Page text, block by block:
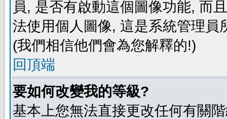
員, 是否有啟動這個圖像功能, 而
法使用個人圖像, 這是系統管理
(我們相信他們會為您解釋的!)
回頂端
要如何改變我的等級?
基本上您無法直接更改任何有關